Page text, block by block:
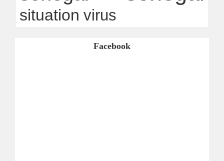
situation virus
Facebook